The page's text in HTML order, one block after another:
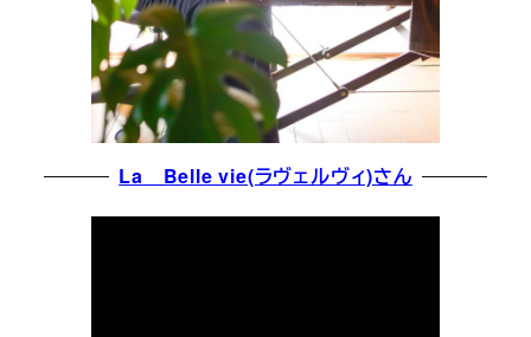
La Belle vie(ラヴェルヴィ)さん